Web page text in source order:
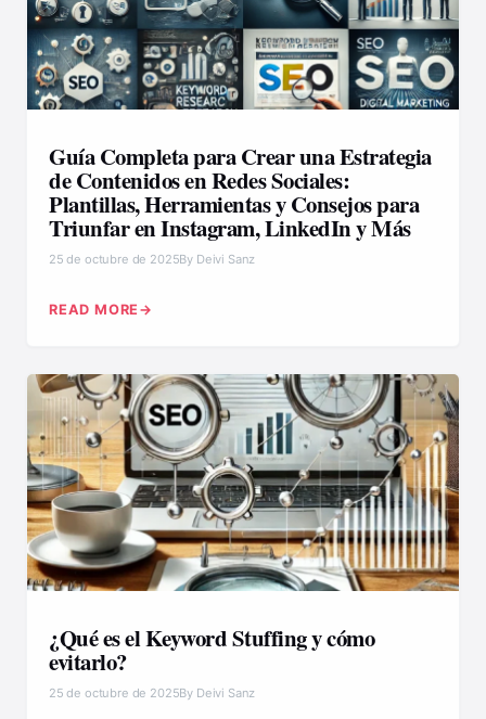
Guía Completa para Crear una Estrategia
de Contenidos en Redes Sociales:
Plantillas, Herramientas y Consejos para
Triunfar en Instagram, LinkedIn y Más
25 de octubre de 2025By Deivi Sanz
READ MORE
¿Qué es el Keyword Stuffing y cómo
evitarlo?
25 de octubre de 2025By Deivi Sanz